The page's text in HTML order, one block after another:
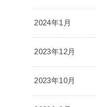
2024年1月
2023年12月
2023年10月